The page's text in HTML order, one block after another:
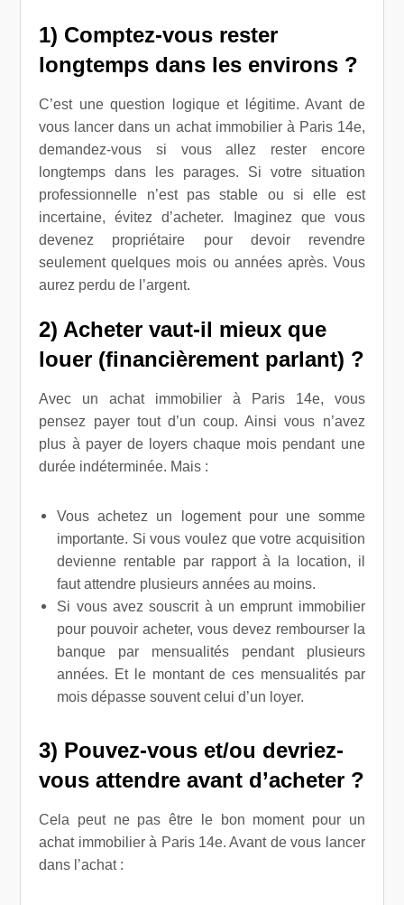
1) Comptez-vous rester
longtemps dans les environs ?
C’est une question logique et légitime. Avant de
vous lancer dans un achat immobilier à Paris 14e,
demandez-vous si vous allez rester encore
longtemps dans les parages. Si votre situation
professionnelle n’est pas stable ou si elle est
incertaine, évitez d’acheter. Imaginez que vous
devenez propriétaire pour devoir revendre
seulement quelques mois ou années après. Vous
aurez perdu de l’argent.
2) Acheter vaut-il mieux que
louer (financièrement parlant) ?
Avec un achat immobilier à Paris 14e, vous
pensez payer tout d’un coup. Ainsi vous n’avez
plus à payer de loyers chaque mois pendant une
durée indéterminée. Mais :
Vous achetez un logement pour une somme
importante. Si vous voulez que votre acquisition
devienne rentable par rapport à la location, il
faut attendre plusieurs années au moins.
Si vous avez souscrit à un emprunt immobilier
pour pouvoir acheter, vous devez rembourser la
banque par mensualités pendant plusieurs
années. Et le montant de ces mensualités par
mois dépasse souvent celui d’un loyer.
3) Pouvez-vous et/ou devriez-
vous attendre avant d’acheter ?
Cela peut ne pas être le bon moment pour un
achat immobilier à Paris 14e. Avant de vous lancer
dans l’achat :